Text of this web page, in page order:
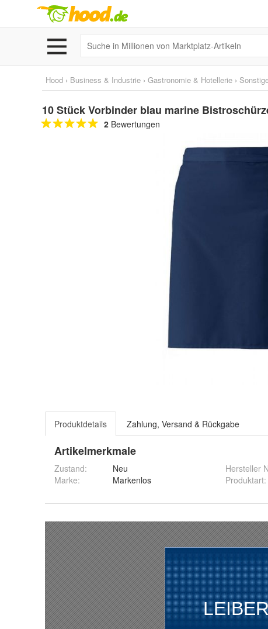
Hood › Business & Industrie › Gastronomie & Hotellerie ›
10 Stück Vorbinder blau marine
2 Bewertungen
Produktdetails Zahlung, Versand & Rückgabe
Artikelmerkmale
Zustand:
Neu
Marke:
Markenlos
Hersteller
Produktart: